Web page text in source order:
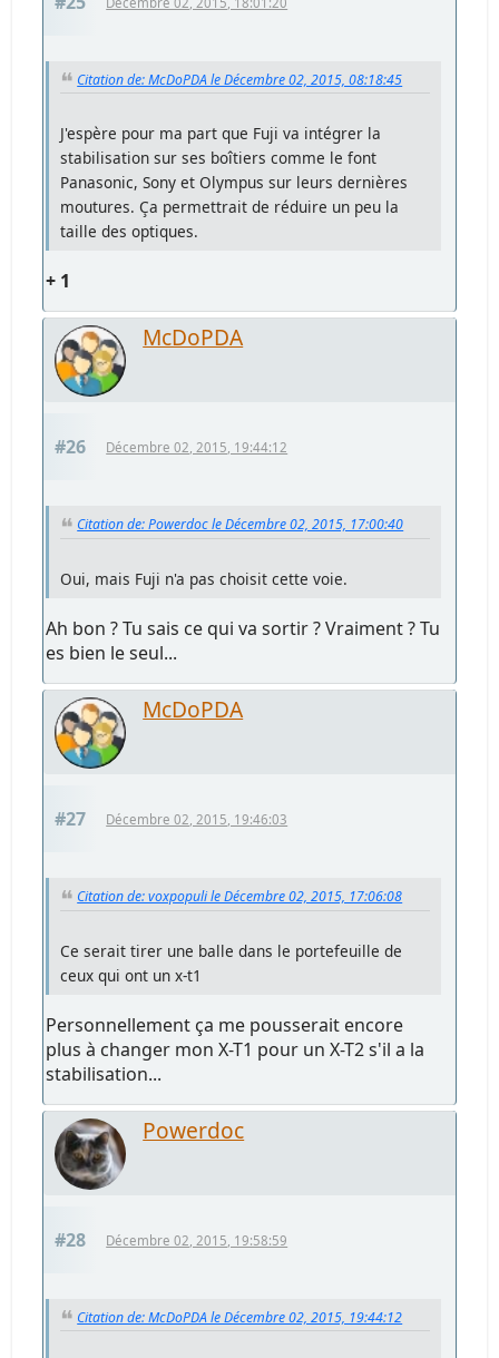
Citation de: McDoPDA le Décembre 02, 2015, 08:18:45
J'espère pour ma part que Fuji va intégrer la
stabilisation sur ses boîtiers comme le font
Panasonic, Sony et Olympus sur leurs dernières
moutures. Ça permettrait de réduire un peu la
taille des optiques.
+ 1
McDoPDA
#26 Décembre 02, 2015, 19:44:12
Citation de: Powerdoc le Décembre 02, 2015, 17:00:40
Oui, mais Fuji n'a pas choisit cette voie.
Ah bon ? Tu sais ce qui va sortir ? Vraiment ? Tu
es bien le seul...
McDoPDA
#27 Décembre 02, 2015, 19:46:03
Citation de: voxpopuli le Décembre 02, 2015, 17:06:08
Ce serait tirer une balle dans le portefeuille de
ceux qui ont un x-t1
Personnellement ça me pousserait encore
plus à changer mon X-T1 pour un X-T2 s'il a la
stabilisation...
Powerdoc
#28 Décembre 02, 2015, 19:58:59
Citation de: McDoPDA le Décembre 02, 2015, 19:44:12